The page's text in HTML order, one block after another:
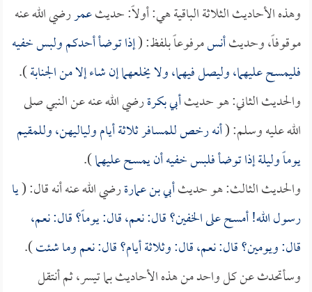
وهذه الأحاديث الثلاثة الباقية هي: أولاً: حديثعمررضي الله عنه
موقوفاً، وحديثأنسمرفوعاً بلفظ: (إذا توضأ أحدكم ولبس خفيه
فليمسح عليهما، وليصل فيهما، ولا يخلعهما إن شاء إلا من الجنابة).
والحديث الثاني: هو حديثأبي بكرةرضي الله عنه عن النبي صلى
الله عليه وسلم: (أنه رخص للمسافر ثلاثة أيام ولياليهن، وللمقيم
يوماً وليلة إذا توضأ فلبس خفيه أن يمسح عليهما).
والحديث الثالث: هو حديثأبي بن عمارةرضي الله عنه أنه قال: (يا
رسول الله! أمسح على الخفين؟ قال: نعم، قال: يوماً؟ قال: نعم،
قال: ويومين؟ قال: نعم، قال: وثلاثة أيام؟ قال: نعم وما شئت).
وسأتحدث عن كل واحد من هذه الأحاديث بما تيسر، ثم أنتقل